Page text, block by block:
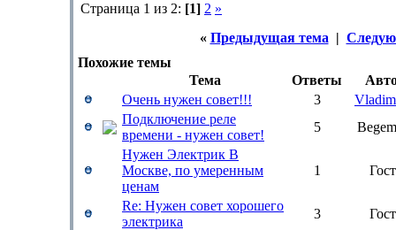
Страница 1 из 2: [1] 2 »
« Предыдущая тема |
Похожие темы
Тема
Ответы
Очень нужен совет!!!
3
Подключение реле
времени - нужен совет!
5
Нужен Электрик В
Москве, по умеренным
ценам
1
Re: Нужен совет хорошего
электрика
3